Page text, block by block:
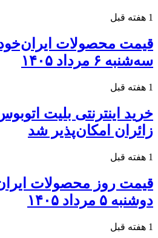
1 هفته قبل
قیمت محصولات
سه‌شنبه ۶ مرداد ۱۴۰۵
1 هفته قبل
خرید اینترنتی بلیت
زائران امکان‌پذیر شد
1 هفته قبل
قیمت روز محصولات
دوشنبه ۵ مرداد ۱۴۰۵
1 هفته قبل